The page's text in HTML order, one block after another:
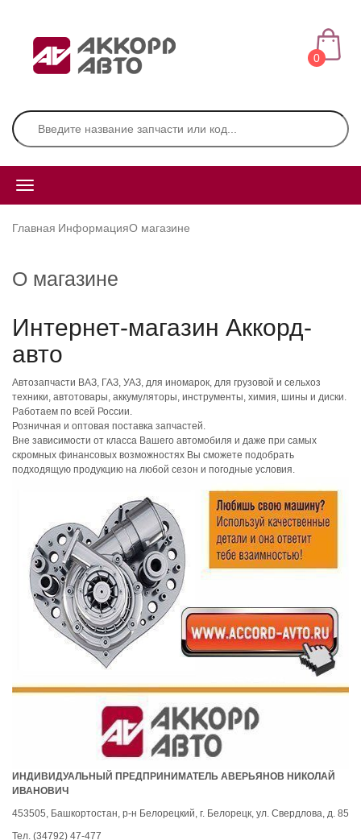
0
Главная ИнформацияО магазине
О магазине
Интернет-магазин Аккорд-
авто
Автозапчасти ВАЗ, ГАЗ, УАЗ, для иномарок, для грузовой и сельхоз
техники, автотовары, аккумуляторы, инструменты, химия, шины и диски.
Работаем по всей России.
Розничная и оптовая поставка запчастей.
Вне зависимости от класса Вашего автомобиля и даже при самых
скромных финансовых возможностях Вы сможете подобрать
подходящую продукцию на любой сезон и погодные условия.
ИНДИВИДУАЛЬНЫЙ ПРЕДПРИНИМАТЕЛЬ АВЕРЬЯНОВ НИКОЛАЙ
ИВАНОВИЧ
453505, Башкортостан, р-н Белорецкий, г. Белорецк, ул. Свердлова, д. 85
Тел. (34792) 47-477